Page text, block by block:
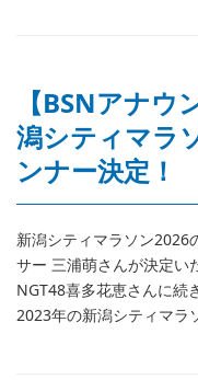
【BSNアナ
潟シティマラ
ンナー決定！
新潟シティマラソン2026
サー 三浦萌さんが決定い
NGT48喜多花恵さんに続
2023年の新潟シティマラ